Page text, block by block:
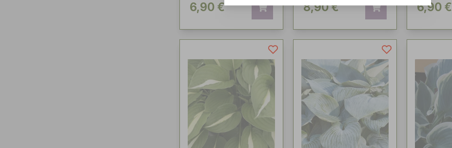
6,90 € 8,90 € 6,90 €